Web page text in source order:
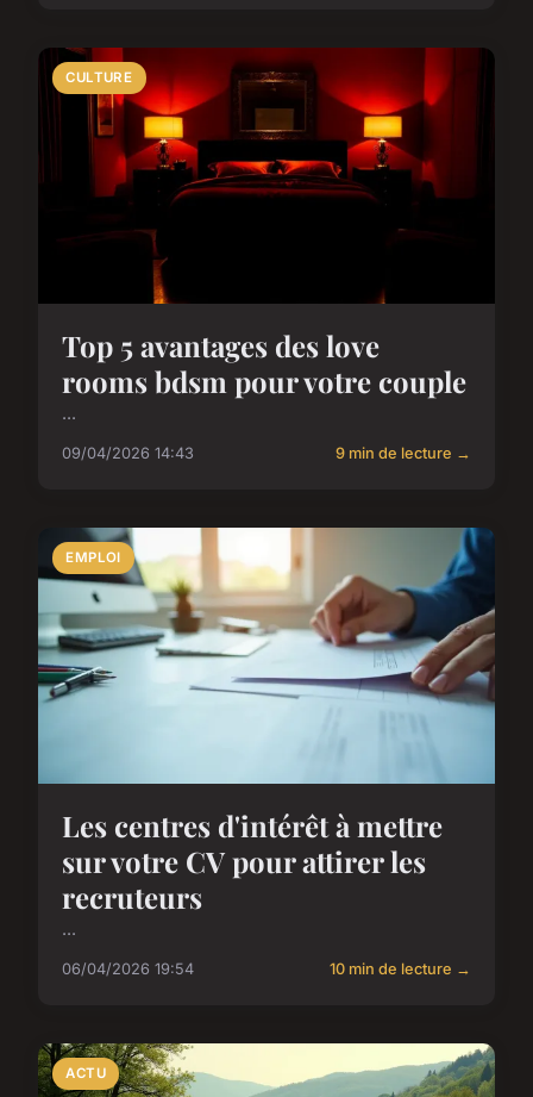
CULTURE
Top 5 avantages des love
rooms bdsm pour votre couple
...
09/04/2026 14:43 9 min de lecture →
EMPLOI
Les centres d'intérêt à mettre
sur votre CV pour attirer les
recruteurs
...
06/04/2026 19:54 10 min de lecture →
ACTU